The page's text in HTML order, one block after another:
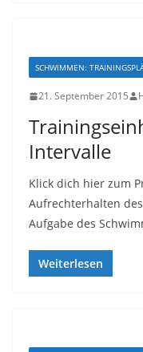
SCHWIMMEN:
21. September 2015
Intervalle
Klick dich hier zum
Aufrechterhalten
Aufgabe des
Weiterlesen